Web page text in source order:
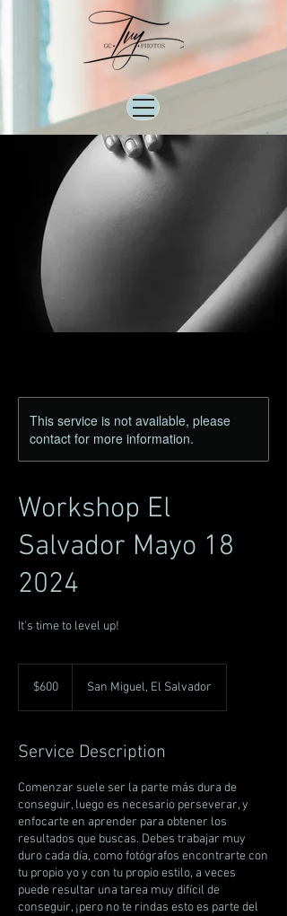
This service is not available, please
contact for more information.
Workshop El
Salvador Mayo 18
2024
It's time to level up!
dollars$600 San Miguel, El Salvador
Service Description
Comenzar suele ser la parte más dura de
conseguir, luego es necesario perseverar, y
enfocarte en aprender para obtener los
resultados que buscas. Debes trabajar muy
duro cada día, como fotógrafos encontrarte con
tu propio yo y con tu propio estilo, a veces
puede resultar una tarea muy difícil de
conseguir, ¡pero no te rindas esto es parte del